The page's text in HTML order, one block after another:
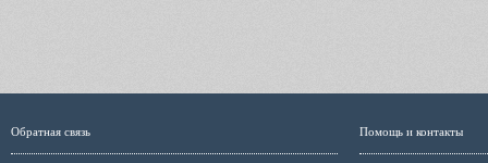
Обратная связь Помощь и контакты